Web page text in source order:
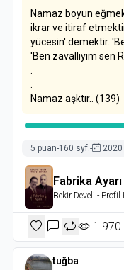
Namaz boyun
ikrar ve itiraf
yücesin' demektir.
'Ben zavallıyım sen
Namaz aşktır.. (139)
5 puan-160 syf. - 2020
Fabrika Ayarı
Bekir Develi - Profil
1.970
tuğba